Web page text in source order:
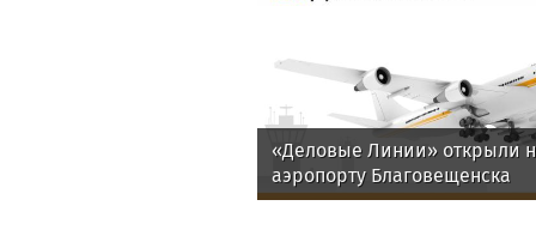
«Деловые Линии» открыли
аэропорту Благовещенска